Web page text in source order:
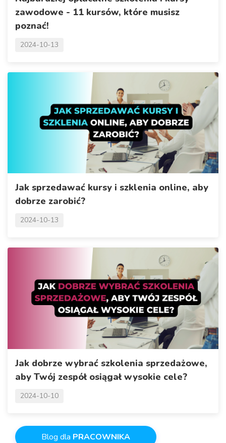
zawodowe - 11 kursów, które musisz
poznać!
2024-10-13
Jak sprzedawać kursy i szklenia online, aby
dobrze zarobić?
2024-10-13
Jak dobrze wybrać szkolenia sprzedażowe,
aby Twój zespół osiągał wysokie cele?
2024-10-10
Blog dla PRACOWNIKA